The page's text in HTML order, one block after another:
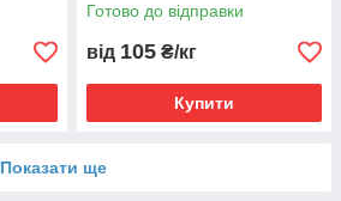
Готово до відправки
від 105 ₴/кг
Купити
Показати ще